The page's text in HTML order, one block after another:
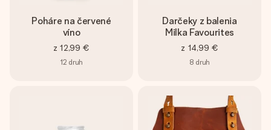
Poháre na červené
víno
z 12,99 €
12 druh
Darčeky z balenia
Milka Favourites
z 14,99 €
8 druh